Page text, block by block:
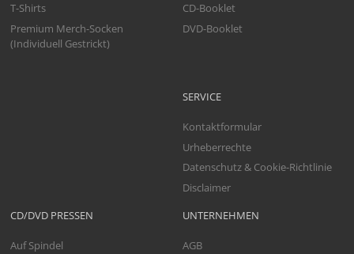
T-Shirts
Premium Merch-Socken
(Individuell Gestrickt)
CD/DVD PRESSEN
Auf Spindel
CD-Booklet
DVD-Booklet
SERVICE
Kontaktformular
Urheberrechte
Datenschutz & Cookie-Richtlinie
Disclaimer
UNTERNEHMEN
AGB